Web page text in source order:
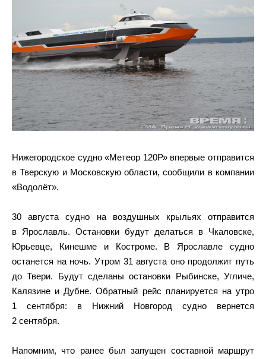
Нижегородское судно «Метеор 120Р» впервые отправится
в Тверскую и Московскую области, сообщили в компании
«Водолёт».
30 августа судно на воздушных крыльях отправится
в Ярославль. Остановки будут делаться в Чкаловске,
Юрьевце, Кинешме и Костроме. В Ярославле судно
останется на ночь. Утром 31 августа оно продолжит путь
до Твери. Будут сделаны остановки Рыбинске, Угличе,
Калязине и Дубне. Обратный рейс планируется на утро
1 сентября: в Нижний Новгород судно вернется
2 сентября.
Напомним, что ранее был запущен составной маршрут